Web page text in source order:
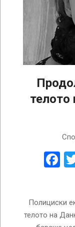
телото
Полициски
телото на